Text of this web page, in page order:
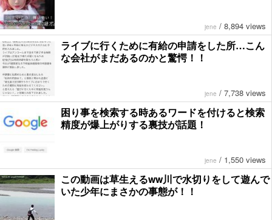
jene / 8,894 views
ライブに行くために有給の申請をした所…こん
な会社がまだあるのかと驚愕！！
jene / 7,738 views
困り事を検索する時あるワードを付けると検索
精度が爆上がりする裏技が話題！
jene / 1,550 views
この動画は草生えるww川で水切りをして遊んで
いた少年にまさかの事態が！！